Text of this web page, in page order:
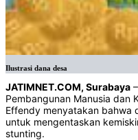
Ilustrasi dana desa
JATIMNET.COM, Surabaya
Pembangunan Manusia dan
Effendy menyatakan bahwa
untuk mengentaskan
stunting.